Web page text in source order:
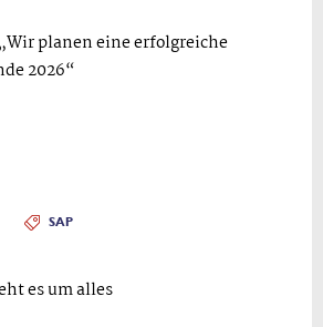
planen eine erfolgreiche
2026“
SAP
es um alles